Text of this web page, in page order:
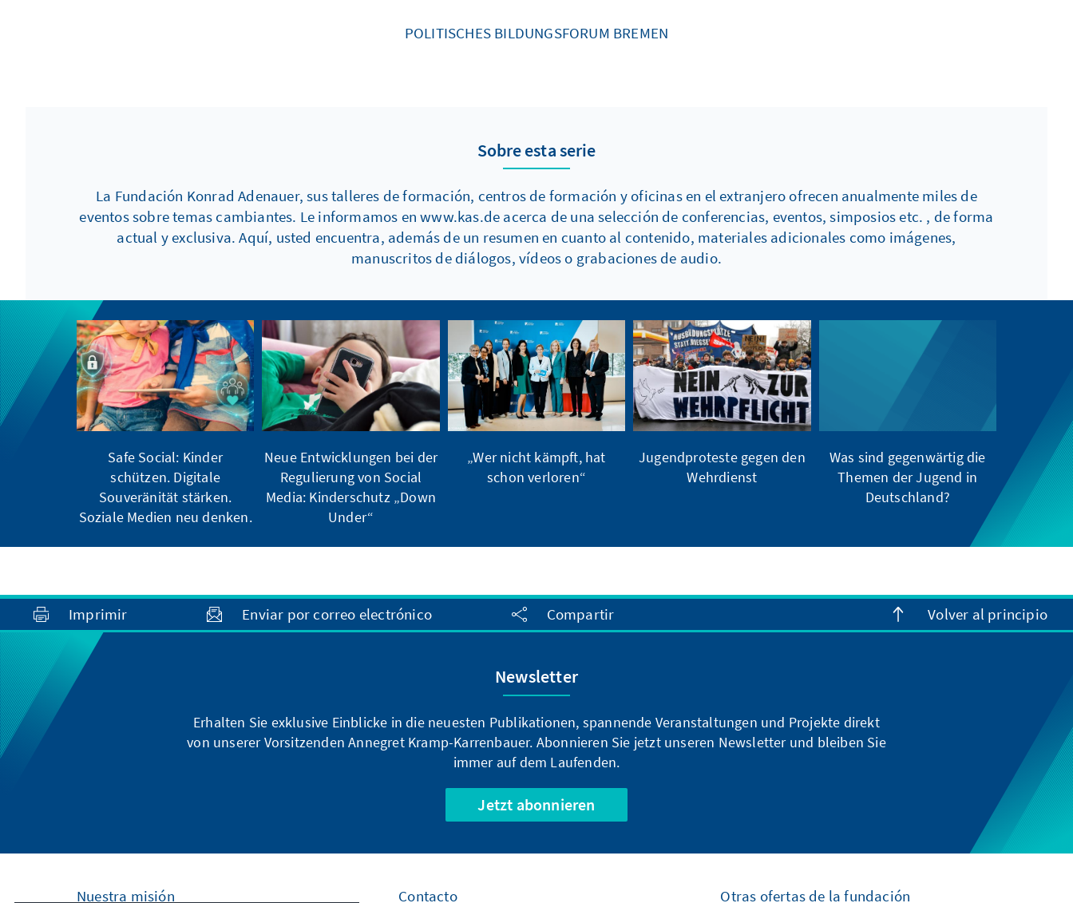
POLITISCHES BILDUNGSFORUM BREMEN
Sobre esta serie
La Fundación Konrad Adenauer, sus talleres de formación, centros de formación y oficinas en el extranjero ofrecen anualmente miles de
eventos sobre temas cambiantes. Le informamos en www.kas.de acerca de una selección de conferencias, eventos, simposios etc. , de forma
actual y exclusiva. Aquí, usted encuentra, además de un resumen en cuanto al contenido, materiales adicionales como imágenes,
manuscritos de diálogos, vídeos o grabaciones de audio.
Safe Social: Kinder
schützen. Digitale
Souveränität stärken.
Soziale Medien neu denken.
Neue Entwicklungen bei der
Regulierung von Social
Media: Kinderschutz „Down
Under“
„Wer nicht kämpft, hat
schon verloren“
Jugendproteste gegen den
Wehrdienst
Was sind gegenwärtig die
Themen der Jugend in
Deutschland?
Imprimir Enviar por correo electrónico Compartir Volver al principio
Newsletter
Erhalten Sie exklusive Einblicke in die neuesten Publikationen, spannende Veranstaltungen und Projekte direkt
von unserer Vorsitzenden Annegret Kramp-Karrenbauer. Abonnieren Sie jetzt unseren Newsletter und bleiben Sie
immer auf dem Laufenden.
Jetzt abonnieren
Nuestra misión Contacto Otras ofertas de la fundación